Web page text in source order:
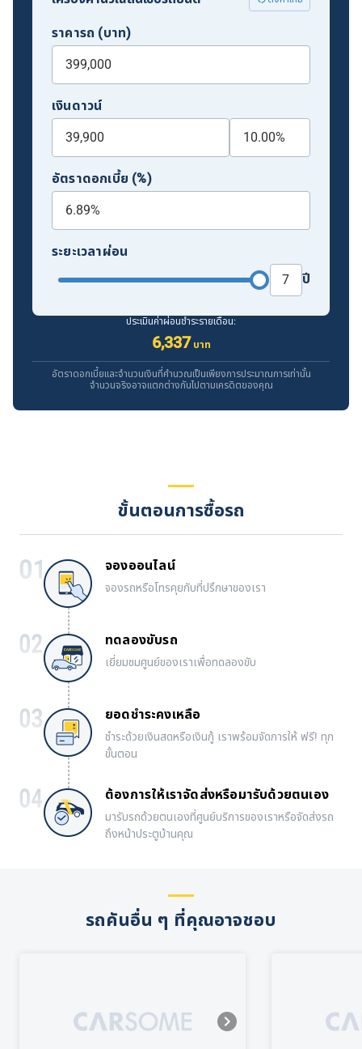
ราคารถ (บาท)
เงินดาวน์
อัตราดอกเบี้ย (%)
ระยะเวลาผ่อน
ปี
ประเมินค่าผ่อนชำระรายเดือน:
6,337 บาท
อัตราดอกเบี้ยและจำนวนเงินที่คำนวณเป็นเพียงการประมาณการเท่านั้น
จำนวนจริงอาจแตกต่างกันไปตามเครดิตของคุณ
ขั้นตอนการซื้อรถ
จองออนไลน์
จองรถหรือโทรคุยกับที่ปรึกษาของเรา
ทดลองขับรถ
เยี่ยมชมศูนย์ของเราเพื่อทดลองขับ
ยอดชำระคงเหลือ
ชำระด้วยเงินสดหรือเงินกู้ เราพร้อมจัดการให้ ฟรี! ทุก
ขั้นตอน
ต้องการให้เราจัดส่งหรือมารับด้วยตนเอง
มารับรถด้วยตนเองที่ศูนย์บริการของเราหรือจัดส่งรถ
ถึงหน้าประตูบ้านคุณ
รถคันอื่น ๆ ที่คุณอาจชอบ